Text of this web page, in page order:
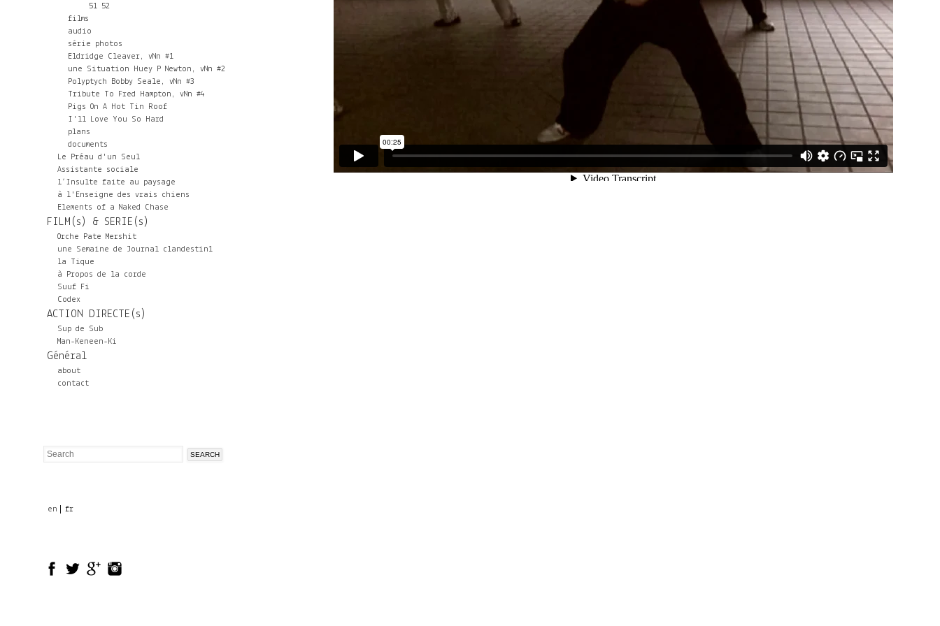
51 52
films
audio
série photos
Eldridge Cleaver, vNn #1
une Situation Huey P Newton, vNn #2
Polyptych Bobby Seale, vNn #3
Tribute To Fred Hampton, vNn #4
Pigs On A Hot Tin Roof
I'll Love You So Hard
plans
documents
Le Préau d'un Seul
Assistante sociale
l’Insulte faite au paysage
à l'Enseigne des vrais chiens
Elements of a Naked Chase
FILM(s) & SERIE(s)
Orche Pate Mershit
une Semaine de Journal clandestin1
la Tique
à Propos de la corde
Suuf Fi
Codex
ACTION DIRECTE(s)
Sup de Sub
Man-Keneen-Ki
Général
about
contact
Search
en fr